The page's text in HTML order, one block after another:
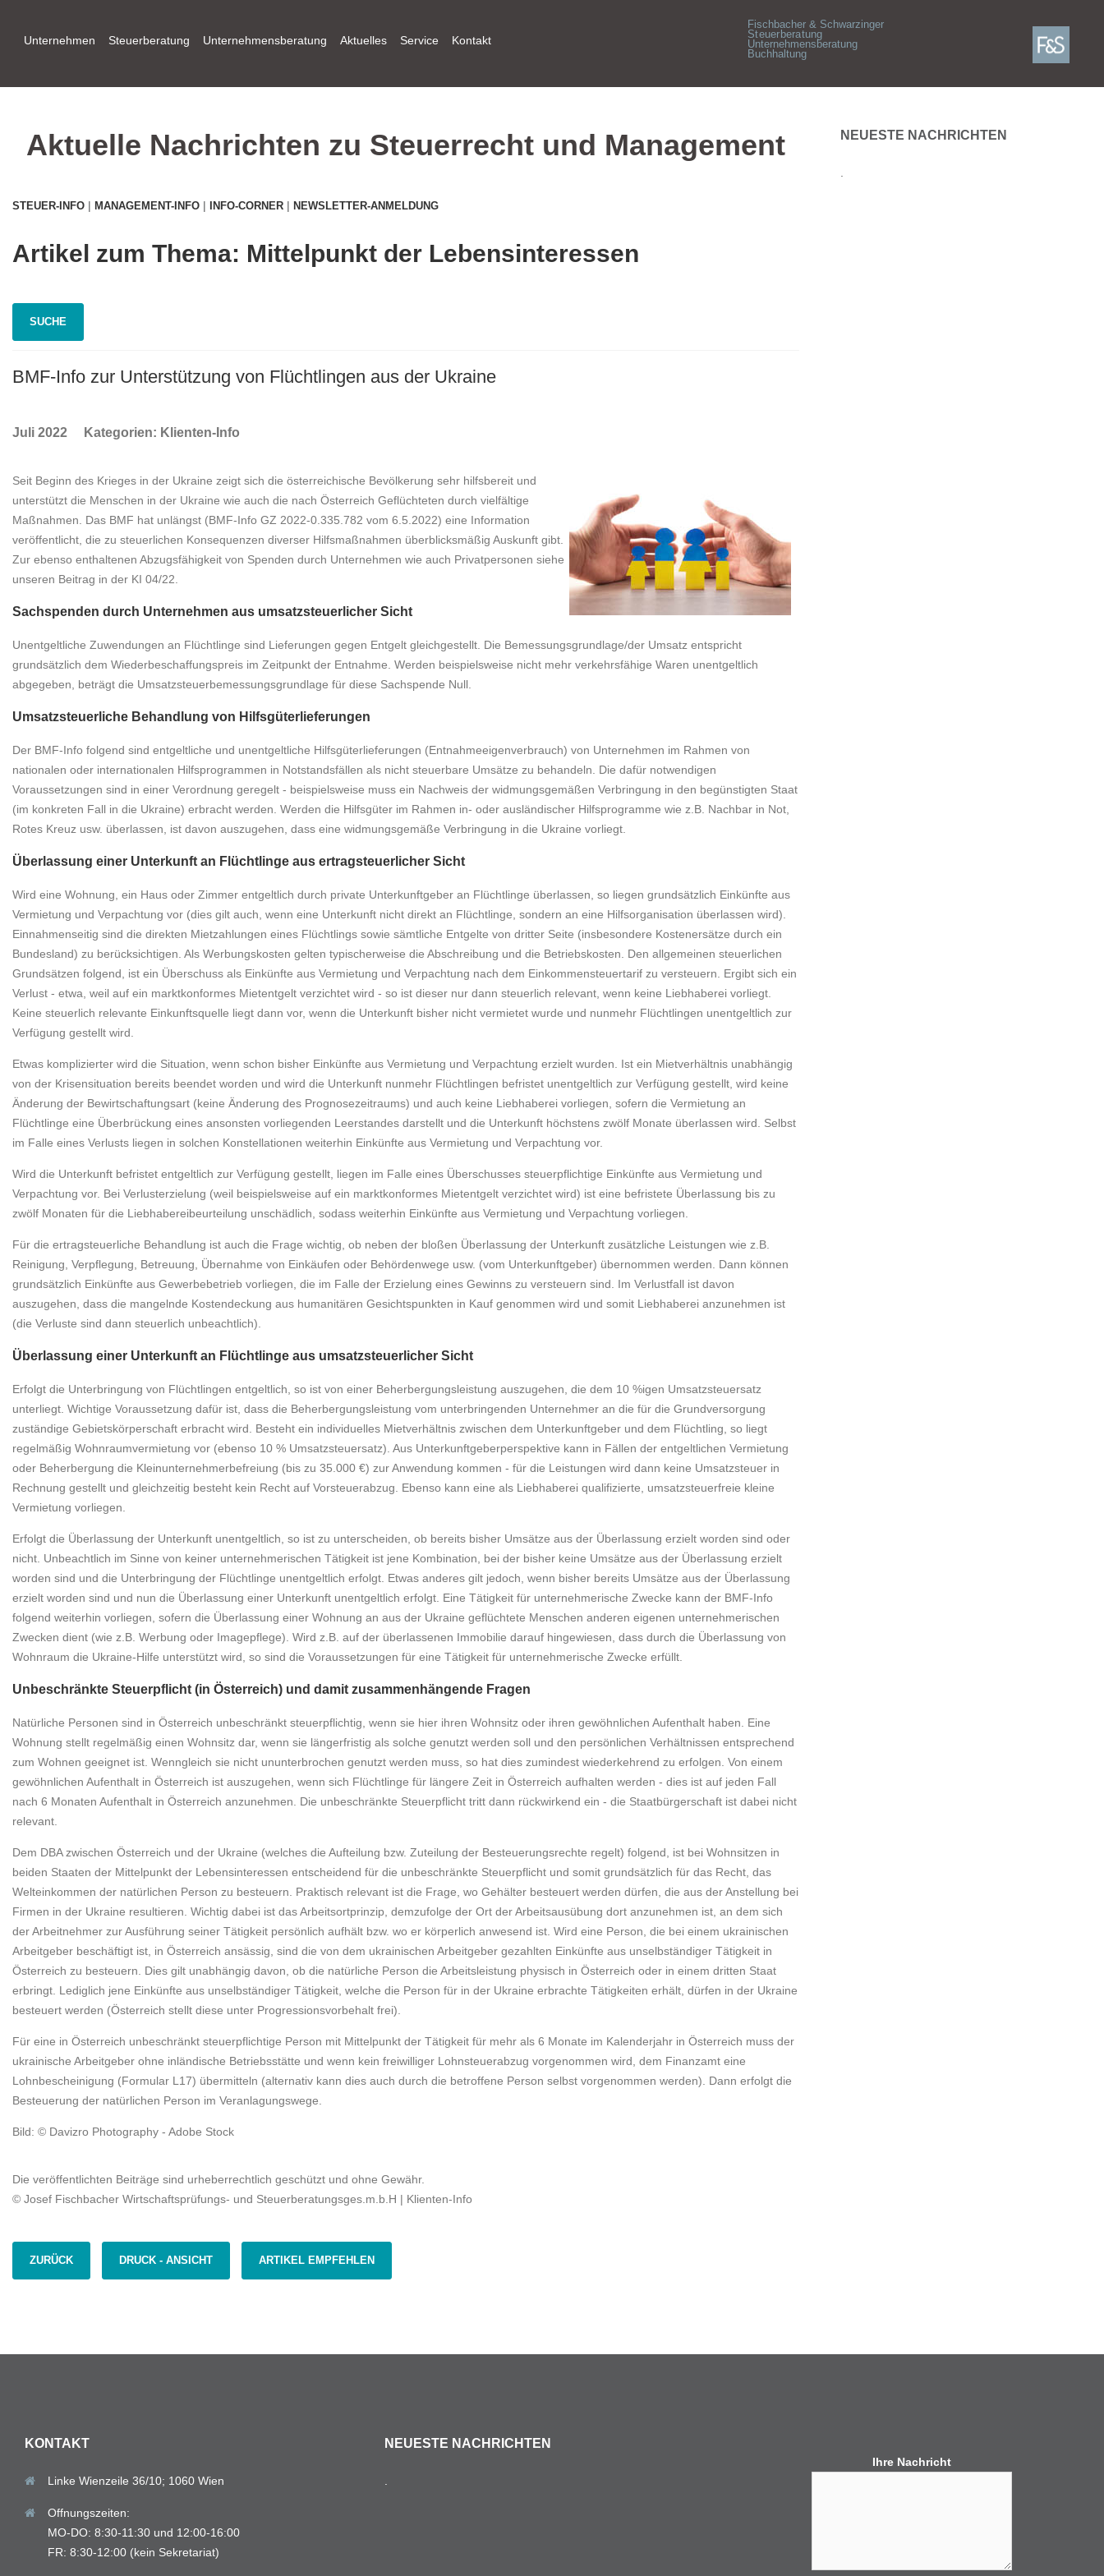
springen
Fischbacher & Schwarzinger
Steuerberatung
Unternehmensberatung
Buchhaltung
Unternehmen Steuerberatung Unternehmensberatung Aktuelles Service Kontakt
Aktuelle Nachrichten zu Steuerrecht und Management
STEUER-INFO | MANAGEMENT-INFO | INFO-CORNER | NEWSLETTER-ANMELDUNG
Artikel zum Thema: Mittelpunkt der Lebensinteressen
SUCHE
BMF-Info zur Unterstützung von Flüchtlingen aus der Ukraine
Juli 2022 Kategorien: Klienten-Info
Seit Beginn des Krieges in der Ukraine zeigt sich die österreichische Bevölkerung sehr hilfsbereit und
unterstützt die Menschen in der Ukraine wie auch die nach Österreich Geflüchteten durch vielfältige
Maßnahmen. Das BMF hat unlängst (BMF-Info GZ 2022-0.335.782 vom 6.5.2022) eine Information
veröffentlicht, die zu steuerlichen Konsequenzen diverser Hilfsmaßnahmen überblicksmäßig Auskunft gibt.
Zur ebenso enthaltenen Abzugsfähigkeit von Spenden durch Unternehmen wie auch Privatpersonen siehe
unseren Beitrag in der KI 04/22.
Sachspenden durch Unternehmen aus umsatzsteuerlicher Sicht
Unentgeltliche Zuwendungen an Flüchtlinge sind Lieferungen gegen Entgelt gleichgestellt. Die Bemessungsgrundlage/der Umsatz entspricht
grundsätzlich dem Wiederbeschaffungspreis im Zeitpunkt der Entnahme. Werden beispielsweise nicht mehr verkehrsfähige Waren unentgeltlich
abgegeben, beträgt die Umsatzsteuerbemessungsgrundlage für diese Sachspende Null.
Umsatzsteuerliche Behandlung von Hilfsgüterlieferungen
Der BMF-Info folgend sind entgeltliche und unentgeltliche Hilfsgüterlieferungen (Entnahmeeigenverbrauch) von Unternehmen im Rahmen von
nationalen oder internationalen Hilfsprogrammen in Notstandsfällen als nicht steuerbare Umsätze zu behandeln. Die dafür notwendigen
Voraussetzungen sind in einer Verordnung geregelt - beispielsweise muss ein Nachweis der widmungsgemäßen Verbringung in den begünstigten Staat
(im konkreten Fall in die Ukraine) erbracht werden. Werden die Hilfsgüter im Rahmen in- oder ausländischer Hilfsprogramme wie z.B. Nachbar in Not,
Rotes Kreuz usw. überlassen, ist davon auszugehen, dass eine widmungsgemäße Verbringung in die Ukraine vorliegt.
Überlassung einer Unterkunft an Flüchtlinge aus ertragsteuerlicher Sicht
Wird eine Wohnung, ein Haus oder Zimmer entgeltlich durch private Unterkunftgeber an Flüchtlinge überlassen, so liegen grundsätzlich Einkünfte aus
Vermietung und Verpachtung vor (dies gilt auch, wenn eine Unterkunft nicht direkt an Flüchtlinge, sondern an eine Hilfsorganisation überlassen wird).
Einnahmenseitig sind die direkten Mietzahlungen eines Flüchtlings sowie sämtliche Entgelte von dritter Seite (insbesondere Kostenersätze durch ein
Bundesland) zu berücksichtigen. Als Werbungskosten gelten typischerweise die Abschreibung und die Betriebskosten. Den allgemeinen steuerlichen
Grundsätzen folgend, ist ein Überschuss als Einkünfte aus Vermietung und Verpachtung nach dem Einkommensteuertarif zu versteuern. Ergibt sich ein
Verlust - etwa, weil auf ein marktkonformes Mietentgelt verzichtet wird - so ist dieser nur dann steuerlich relevant, wenn keine Liebhaberei vorliegt.
Keine steuerlich relevante Einkunftsquelle liegt dann vor, wenn die Unterkunft bisher nicht vermietet wurde und nunmehr Flüchtlingen unentgeltlich zur
Verfügung gestellt wird.
Etwas komplizierter wird die Situation, wenn schon bisher Einkünfte aus Vermietung und Verpachtung erzielt wurden. Ist ein Mietverhältnis unabhängig
von der Krisensituation bereits beendet worden und wird die Unterkunft nunmehr Flüchtlingen befristet unentgeltlich zur Verfügung gestellt, wird keine
Änderung der Bewirtschaftungsart (keine Änderung des Prognosezeitraums) und auch keine Liebhaberei vorliegen, sofern die Vermietung an
Flüchtlinge eine Überbrückung eines ansonsten vorliegenden Leerstandes darstellt und die Unterkunft höchstens zwölf Monate überlassen wird. Selbst
im Falle eines Verlusts liegen in solchen Konstellationen weiterhin Einkünfte aus Vermietung und Verpachtung vor.
Wird die Unterkunft befristet entgeltlich zur Verfügung gestellt, liegen im Falle eines Überschusses steuerpflichtige Einkünfte aus Vermietung und
Verpachtung vor. Bei Verlusterzielung (weil beispielsweise auf ein marktkonformes Mietentgelt verzichtet wird) ist eine befristete Überlassung bis zu
zwölf Monaten für die Liebhabereibeurteilung unschädlich, sodass weiterhin Einkünfte aus Vermietung und Verpachtung vorliegen.
Für die ertragsteuerliche Behandlung ist auch die Frage wichtig, ob neben der bloßen Überlassung der Unterkunft zusätzliche Leistungen wie z.B.
Reinigung, Verpflegung, Betreuung, Übernahme von Einkäufen oder Behördenwege usw. (vom Unterkunftgeber) übernommen werden. Dann können
grundsätzlich Einkünfte aus Gewerbebetrieb vorliegen, die im Falle der Erzielung eines Gewinns zu versteuern sind. Im Verlustfall ist davon
auszugehen, dass die mangelnde Kostendeckung aus humanitären Gesichtspunkten in Kauf genommen wird und somit Liebhaberei anzunehmen ist
(die Verluste sind dann steuerlich unbeachtlich).
Überlassung einer Unterkunft an Flüchtlinge aus umsatzsteuerlicher Sicht
Erfolgt die Unterbringung von Flüchtlingen entgeltlich, so ist von einer Beherbergungsleistung auszugehen, die dem 10 %igen Umsatzsteuersatz
unterliegt. Wichtige Voraussetzung dafür ist, dass die Beherbergungsleistung vom unterbringenden Unternehmer an die für die Grundversorgung
zuständige Gebietskörperschaft erbracht wird. Besteht ein individuelles Mietverhältnis zwischen dem Unterkunftgeber und dem Flüchtling, so liegt
regelmäßig Wohnraumvermietung vor (ebenso 10 % Umsatzsteuersatz). Aus Unterkunftgeberperspektive kann in Fällen der entgeltlichen Vermietung
oder Beherbergung die Kleinunternehmerbefreiung (bis zu 35.000 €) zur Anwendung kommen - für die Leistungen wird dann keine Umsatzsteuer in
Rechnung gestellt und gleichzeitig besteht kein Recht auf Vorsteuerabzug. Ebenso kann eine als Liebhaberei qualifizierte, umsatzsteuerfreie kleine
Vermietung vorliegen.
Erfolgt die Überlassung der Unterkunft unentgeltlich, so ist zu unterscheiden, ob bereits bisher Umsätze aus der Überlassung erzielt worden sind oder
nicht. Unbeachtlich im Sinne von keiner unternehmerischen Tätigkeit ist jene Kombination, bei der bisher keine Umsätze aus der Überlassung erzielt
worden sind und die Unterbringung der Flüchtlinge unentgeltlich erfolgt. Etwas anderes gilt jedoch, wenn bisher bereits Umsätze aus der Überlassung
erzielt worden sind und nun die Überlassung einer Unterkunft unentgeltlich erfolgt. Eine Tätigkeit für unternehmerische Zwecke kann der BMF-Info
folgend weiterhin vorliegen, sofern die Überlassung einer Wohnung an aus der Ukraine geflüchtete Menschen anderen eigenen unternehmerischen
Zwecken dient (wie z.B. Werbung oder Imagepflege). Wird z.B. auf der überlassenen Immobilie darauf hingewiesen, dass durch die Überlassung von
Wohnraum die Ukraine-Hilfe unterstützt wird, so sind die Voraussetzungen für eine Tätigkeit für unternehmerische Zwecke erfüllt.
Unbeschränkte Steuerpflicht (in Österreich) und damit zusammenhängende Fragen
Natürliche Personen sind in Österreich unbeschränkt steuerpflichtig, wenn sie hier ihren Wohnsitz oder ihren gewöhnlichen Aufenthalt haben. Eine
Wohnung stellt regelmäßig einen Wohnsitz dar, wenn sie längerfristig als solche genutzt werden soll und den persönlichen Verhältnissen entsprechend
zum Wohnen geeignet ist. Wenngleich sie nicht ununterbrochen genutzt werden muss, so hat dies zumindest wiederkehrend zu erfolgen. Von einem
gewöhnlichen Aufenthalt in Österreich ist auszugehen, wenn sich Flüchtlinge für längere Zeit in Österreich aufhalten werden - dies ist auf jeden Fall
nach 6 Monaten Aufenthalt in Österreich anzunehmen. Die unbeschränkte Steuerpflicht tritt dann rückwirkend ein - die Staatbürgerschaft ist dabei nicht
relevant.
Dem DBA zwischen Österreich und der Ukraine (welches die Aufteilung bzw. Zuteilung der Besteuerungsrechte regelt) folgend, ist bei Wohnsitzen in
beiden Staaten der Mittelpunkt der Lebensinteressen entscheidend für die unbeschränkte Steuerpflicht und somit grundsätzlich für das Recht, das
Welteinkommen der natürlichen Person zu besteuern. Praktisch relevant ist die Frage, wo Gehälter besteuert werden dürfen, die aus der Anstellung bei
Firmen in der Ukraine resultieren. Wichtig dabei ist das Arbeitsortprinzip, demzufolge der Ort der Arbeitsausübung dort anzunehmen ist, an dem sich
der Arbeitnehmer zur Ausführung seiner Tätigkeit persönlich aufhält bzw. wo er körperlich anwesend ist. Wird eine Person, die bei einem ukrainischen
Arbeitgeber beschäftigt ist, in Österreich ansässig, sind die von dem ukrainischen Arbeitgeber gezahlten Einkünfte aus unselbständiger Tätigkeit in
Österreich zu besteuern. Dies gilt unabhängig davon, ob die natürliche Person die Arbeitsleistung physisch in Österreich oder in einem dritten Staat
erbringt. Lediglich jene Einkünfte aus unselbständiger Tätigkeit, welche die Person für in der Ukraine erbrachte Tätigkeiten erhält, dürfen in der Ukraine
besteuert werden (Österreich stellt diese unter Progressionsvorbehalt frei).
Für eine in Österreich unbeschränkt steuerpflichtige Person mit Mittelpunkt der Tätigkeit für mehr als 6 Monate im Kalenderjahr in Österreich muss der
ukrainische Arbeitgeber ohne inländische Betriebsstätte und wenn kein freiwilliger Lohnsteuerabzug vorgenommen wird, dem Finanzamt eine
Lohnbescheinigung (Formular L17) übermitteln (alternativ kann dies auch durch die betroffene Person selbst vorgenommen werden). Dann erfolgt die
Besteuerung der natürlichen Person im Veranlagungswege.
Bild: © Davizro Photography - Adobe Stock
Die veröffentlichten Beiträge sind urheberrechtlich geschützt und ohne Gewähr.
© Josef Fischbacher Wirtschaftsprüfungs- und Steuerberatungsges.m.b.H | Klienten-Info
ZURÜCK DRUCK - ANSICHT ARTIKEL EMPFEHLEN
NEUESTE NACHRICHTEN
KONTAKT
Linke Wienzeile 36/10; 1060 Wien
Offnungszeiten:
MO-DO: 8:30-11:30 und 12:00-16:00
FR: 8:30-12:00 (kein Sekretariat)
NEUESTE NACHRICHTEN
Ihre Nachricht